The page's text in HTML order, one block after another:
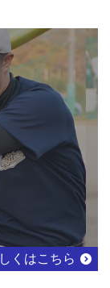
くはこちら